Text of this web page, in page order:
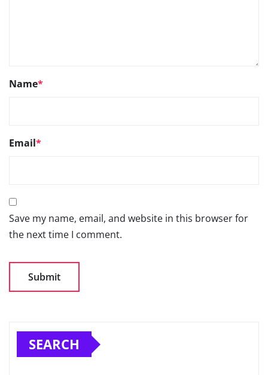
Name*
Email*
Save my name, email, and website in this browser for
the next time I comment.
SEARCH